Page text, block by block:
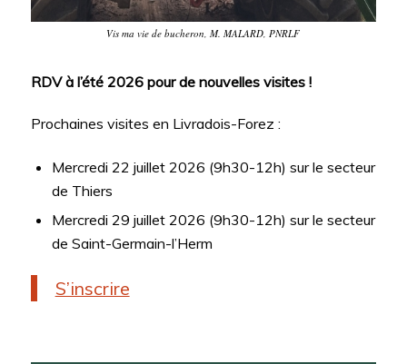
Vis ma vie de bucheron, M. MALARD, PNRLF
RDV à l’été 2026 pour de nouvelles visites !
Prochaines visites en Livradois-Forez :
Mercredi 22 juillet 2026 (9h30-12h) sur le secteur
de Thiers
Mercredi 29 juillet 2026 (9h30-12h) sur le secteur
de Saint-Germain-l’Herm
S’inscrire